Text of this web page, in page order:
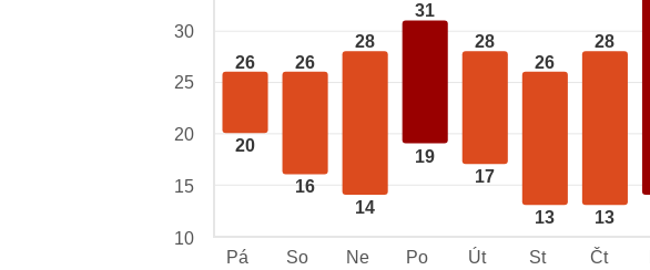
26
20
26
16
28
14
31
19
28
17
26
13
28
13
30
25
20
15
10
Pá
So Ne Po Út St Čt